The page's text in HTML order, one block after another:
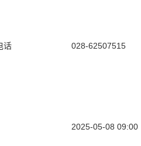
话 028-62507515
2025-05-08 09:00